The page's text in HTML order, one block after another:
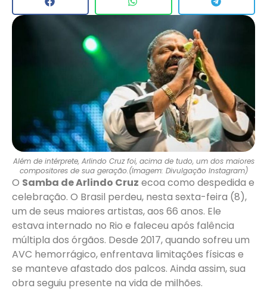
Além de intérprete, Arlindo Cruz foi, acima de tudo, um dos maiores
compositores de sua geração.(Imagem: Divulgação Instagram)
O Samba de Arlindo Cruz ecoa como despedida e
celebração. O Brasil perdeu, nesta sexta-feira (8),
um de seus maiores artistas, aos 66 anos. Ele
estava internado no Rio e faleceu após falência
múltipla dos órgãos. Desde 2017, quando sofreu um
AVC hemorrágico, enfrentava limitações físicas e
se manteve afastado dos palcos. Ainda assim, sua
obra seguiu presente na vida de milhões.